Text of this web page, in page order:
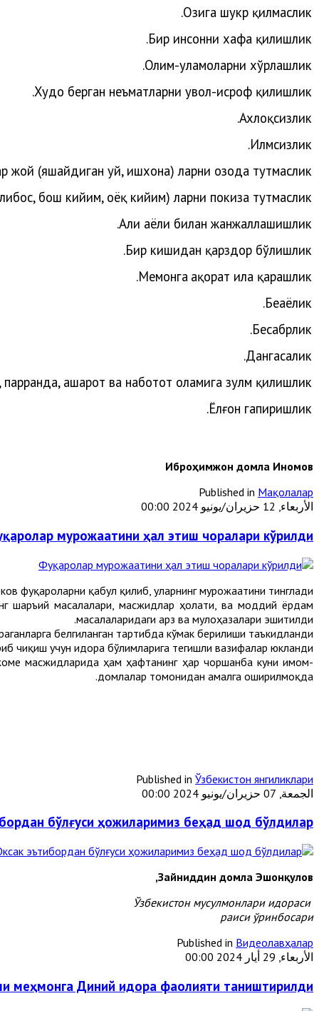
Озига шукр қилмаслик.
Бир инсонни хафа қилишлик.
Олим-уламоларни хўрлашлик
.
Худо берган неъматларни увол-исроф қилишлик
.
Ахлоқсизлик.
Илмсизлик.
жой (яшайдиган уй, ишхона) ларни озода тутмаслик.
бош кийим, оёқ кийим) ларни покиза тутмаслик.
Аҳли аёли билан жанжаллашишлик
.
Бир кишидан қарздор бўлишлик.
Меҳмонга ҳақорат ила қарашлик
.
Беҳаёлик.
Бесабрлик.
Дангасалик.
парранда, ҳашарот ва наботот оламига зулм қилишлик
Ёлғон гапиришлик
.
Иброҳимжон домла Иномов
Published in Мақолалар
الأربعاء, 12 حزيران/يونيو 2024 00:00
мурожаатини ҳал этиш чоралари кўрилди
фуқароларни қабул қилиб, уларнинг мурожаатини тинглади.
шаръий масалалари, масжидлар ҳолати, ва моддий ёрдам
масалаларидаги арз ва мулоҳазалари эшитилди.
белгиланган тартибда кўмак берилиши таъкидланди.
чиқиш учун идора бўлимларига тегишли вазифалар юкланди.
масжидларида ҳам ҳафтанинг ҳар чоршанба куни имом-
домлалар томонидан амалга оширилмоқда.
Published in Ўзбекистон янгиликлари
الجمعة, 07 حزيران/يونيو 2024 00:00
бўлғуси ҳожиларимиз беҳад шод бўлдилар
Зайниддин домла Эшонқулов,
Ўзбекистон мусулмонлари идораси
раиси ўринбосари
Published in Видеолавҳалар
الأربعاء, 29 أيار 2024 00:00
меҳмонга Диний идора фаолияти таништирилди